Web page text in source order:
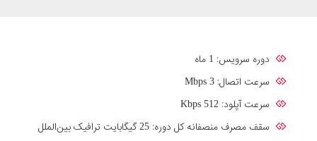
دوره سرویس: 1 ماه
سرعت اتصال: Mbps 3
سرعت آپلود: Kbps 512
سقف مصرف منصفانه کل دوره: 25 گیگابایت ترافیک بین‌الملل